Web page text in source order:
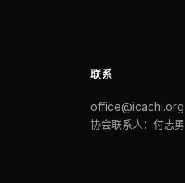
联系
office@icachi.org
协会联系人：付志勇